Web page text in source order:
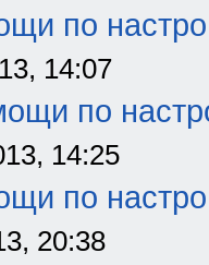
по
14:07
по
14:25
по
20:38